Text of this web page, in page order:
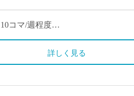
添削・校正スタッフ
学校支援員
通勤手当あり
10コマ/週程度
1コマ50分授業
詳しく見る